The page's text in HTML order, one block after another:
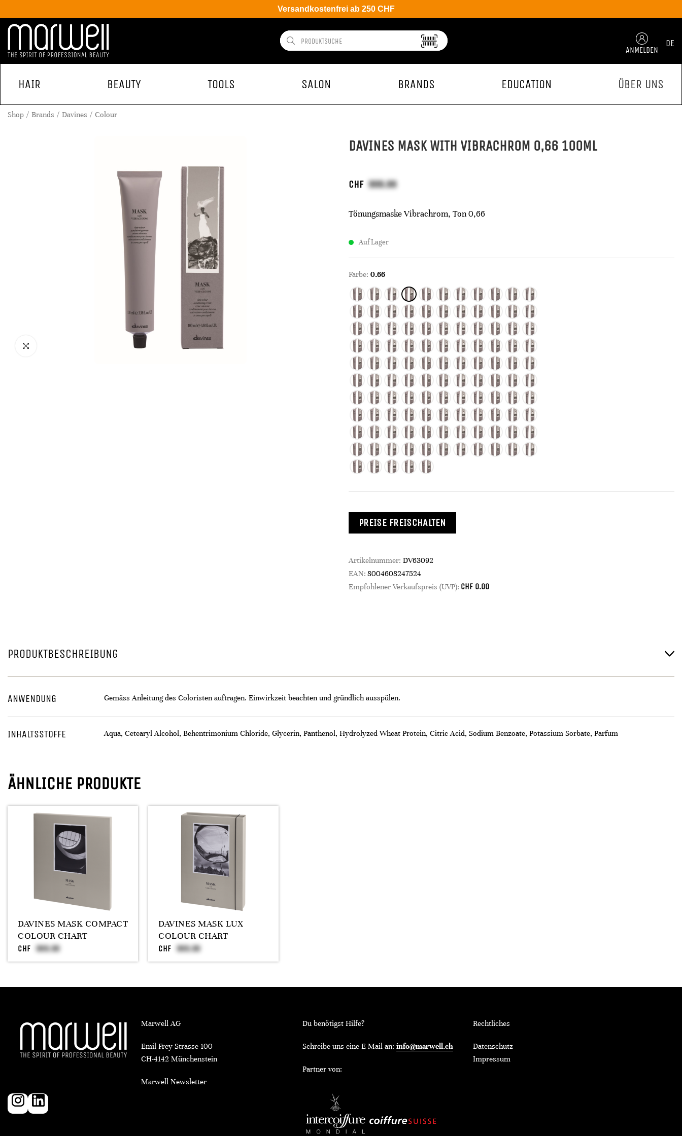
Versandkostenfrei ab 250 CHF
ANMELDEN
DE
HAIR BEAUTY TOOLS SALON BRANDS EDUCATION ÜBER UNS
Shop Brands Davines Colour
DAVINES MASK WITH VIBRACHROM 0,66 100ML
CHF
Tönungsmaske Vibrachrom, Ton 0,66
Auf Lager
Farbe: 0.66
PREISE FREISCHALTEN
Artikelnummer: DV63092
EAN: 8004608247524
Empfohlener Verkaufspreis (UVP): CHF 0.00
PRODUKTBESCHREIBUNG
ANWENDUNG Gemäss Anleitung des Coloristen auftragen. Einwirkzeit beachten und gründlich ausspülen.
INHALTSSTOFFE Aqua, Cetearyl Alcohol, Behentrimonium Chloride, Glycerin, Panthenol, Hydrolyzed Wheat Protein, Citric Acid, Sodium Benzoate, Potassium Sorbate, Parfum
ÄHNLICHE PRODUKTE
DAVINES MASK COMPACT
COLOUR CHART
CHF
DAVINES MASK LUX
COLOUR CHART
CHF
Marwell AG
Emil Frey-Strasse 100
CH-4142 Münchenstein
Marwell Newsletter
Du benötigst Hilfe?
Schreibe uns eine E-Mail an: info@marwell.ch
Partner von:
Rechtliches
Datenschutz
Impressum